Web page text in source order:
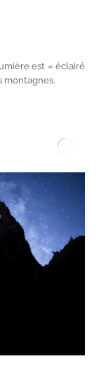
est « éclairé
montagnes.